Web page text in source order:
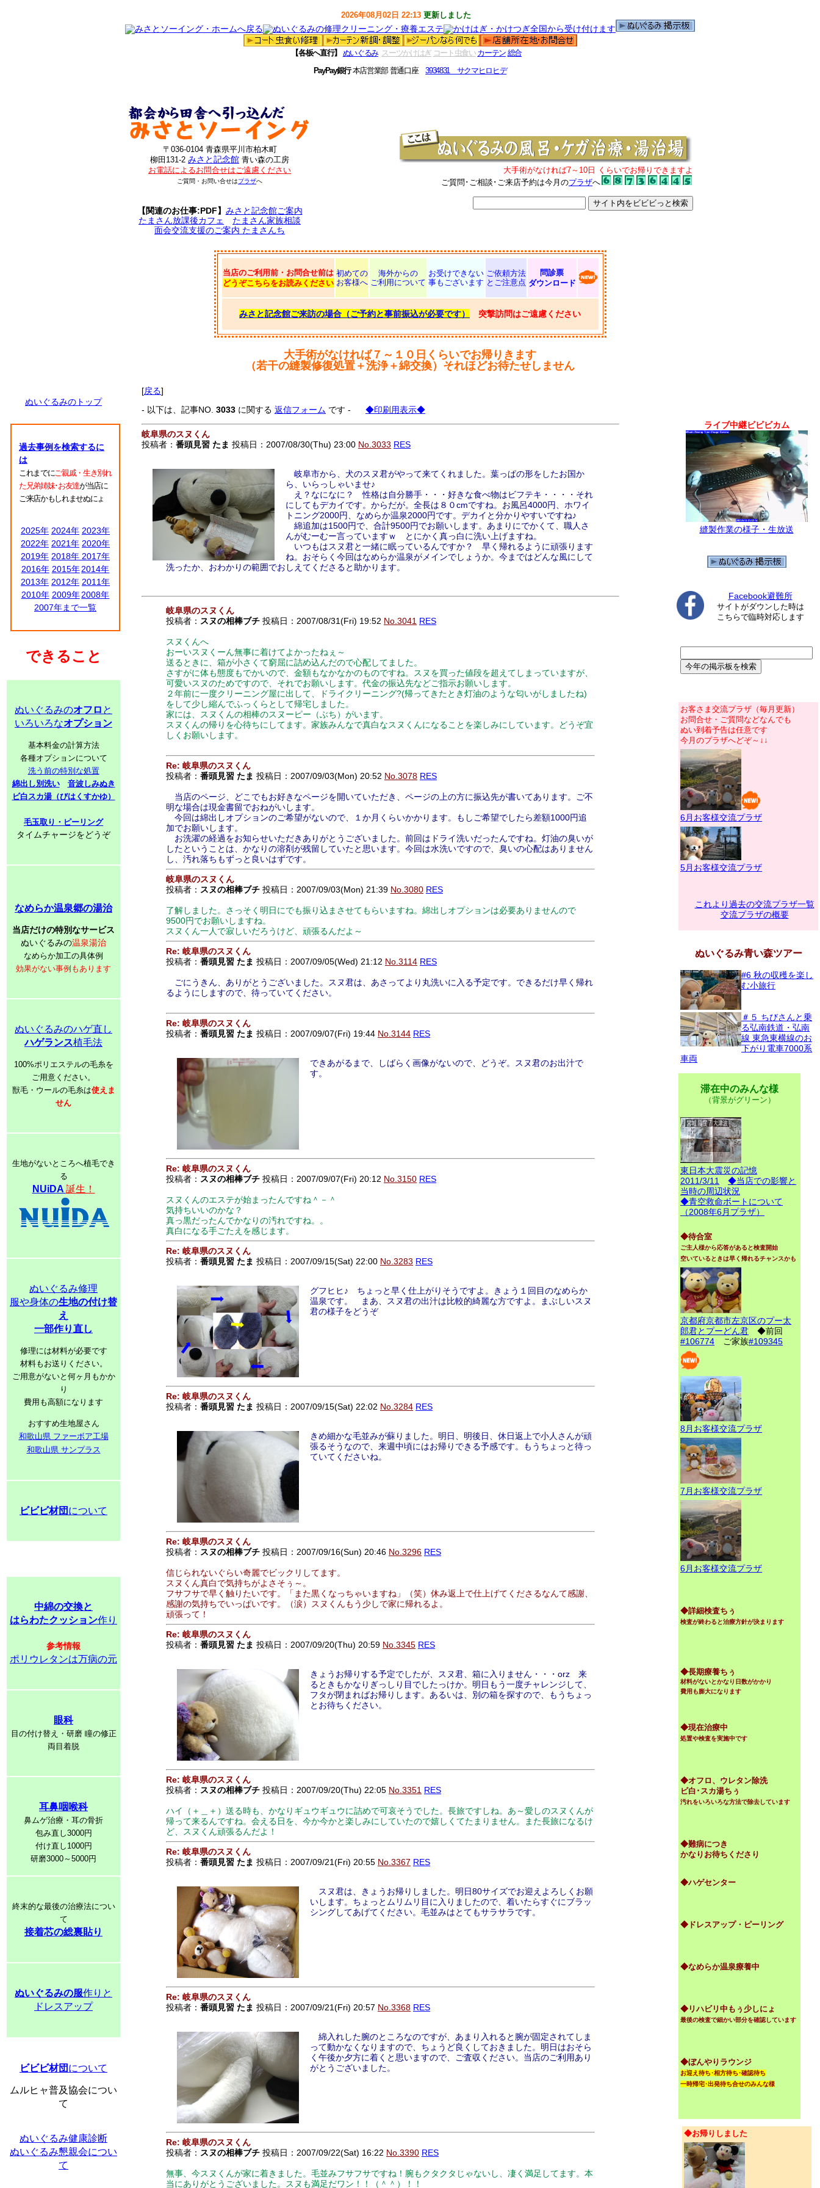
2026年08月02日 22:13 更新しました
【各板へ直行】 ぬいぐるみ スーツかけはぎ コート虫食い カーテン 総合
PayPay銀行本店営業部 普通口座3934831 サクマヒロヒデ
〒036-0104 青森県平川市柏木町
柳田131-2 みさと記念館 青い森の工房
お電話によるお問合せはご遠慮ください
ご質問・お問い合せはプラザへ
【関連のお仕事:PDF】 みさと記念館ご案内
たまさん放課後カフェ
たまさん家族相談
面会交流支援のご案内 たまさんち
大手術がなければ7～10日 くらいでお帰りできますよ
ご質問･ご相談･ご来店予約は今月のプラザへ
当店のご利用前・お問合せ前は
どうぞこちらをお読みください
初めての
お客様へ
海外からの
ご利用について
お受けできない
事もございます
ご依頼方法
とご注意点
問診票
ダウンロード
みさと記念館ご来訪の場合（ご予約と事前振込が必要です） 突撃訪問はご遠慮ください
大手術がなければ７～１０日くらいでお帰りきます
（若干の縫製修復処置＋洗浄＋綿交換）それほどお待たせしません
ぬいぐるみのトップ
過去事例を検索するに
は
これまでにご親戚・生き別れ
た兄弟姉妹･お友達が当店に
ご来店かもしれませぬにょ
2025年 2024年 2023年
2022年 2021年 2020年
2019年 2018年 2017年
2016年 2015年 2014年
2013年 2012年 2011年
2010年 2009年 2008年
2007年まで一覧
できること
ぬいぐるみのオフロ と
いろいろなオプション
基本料金の計算方法
各種オプションについて
洗う前の特別な処置
綿出し別洗い
音波しみぬき
ビ白スカ湯（びはくすかゆ）
毛玉取り・ピーリング
タイムチャージをどうぞ
なめらか温泉郷の湯治
当店だけの特別なサービス
ぬいぐるみの温泉湯治
なめらか加工の具体例
効果がない事例もあります
ぬいぐるみのハゲ直し
ハゲランス植毛法
100%ポリエステルの毛糸を
ご用意ください。
獣毛・ウールの毛糸は使えま
せん
生地がないところへ植毛でき
る
NUiDA 誕生！
ぬいぐるみ修理
服や身体の生地の付け替
え
一部作り直し
修理には材料が必要です
材料もお送りください。
ご用意がないと何ヶ月もかか
り
費用も高額になります
おすすめ生地屋さん
和歌山県 ファーボア工場
和歌山県 サンプラス
ビビビ材団 について
中綿の交換と
はらわたクッション作り
参考情報
ポリウレタンは万病の元
眼科
目の付け替え・研磨 瞳の修正
両目着脱
耳鼻咽喉科
鼻ムゲ治療・耳の骨折
包み直し3000円
付け直し1000円
研磨3000～5000円
終末的な最後の治療法につい
て
接着芯の総裏貼り
ぬいぐるみの服作りと
ドレスアップ
ビビビ材団 について
ムルヒャ普及協会につい
て
ぬいぐるみ健康診断
ぬいぐるみ懇親会につい
て
[戻る]
- 以下は、記事NO. 3033 に関する 返信フォーム です - ◆印刷用表示◆
岐阜県のスヌくん
投稿者： 番頭見習 たま 投稿日：2007/08/30(Thu) 23:00 No.3033 RES
岐阜市から、犬のスヌ君がやって来てくれました。葉っぱの形をしたお国か
ら、いらっしゃいませ♪
え？なになに？ 性格は自分勝手・・・好きな食べ物はビフテキ・・・・それ
にしてもデカイです。からだが。全長は８０cmですね。お風呂4000円、ホワイ
トニング2000円、なめらか温泉2000円です。デカイと分かりやすいですね♪
綿追加は1500円で、合計9500円でお願いします。あまりにでかくて、職人さ
んがむーむー言っていますｗ とにかく真っ白に洗い上げますね。
いつもはスヌ君と一緒に眠っているんですか？ 早く帰れるように頑張ります
ね。おそらく今回はなめらか温泉がメインでしょうか。今まではどんな風にして
洗ったか、おわかりの範囲でおしえてくださると助かります。
岐阜県のスヌくん
投稿者： スヌの相棒ブチ 投稿日：2007/08/31(Fri) 19:52 No.3041 RES
スヌくんへ
おーいスヌくーん無事に着けてよかったねぇ～
送るときに、箱が小さくて窮屈に詰め込んだので心配してました。
さすがに体も態度もでかいので、金額もなかなかのものですね。スヌを買った値段を超えてしまっていますが、
可愛いスヌのためですので、それでお願いします。代金の振込先などご指示お願いします。
２年前に一度クリーニング屋に出して、ドライクリーニング?(帰ってきたとき灯油のような匂いがしましたね)
をして少し縮んでふっくらとして帰宅しました。
家には、スヌくんの相棒のスヌーピー（ぶち）がいます。
スヌくんの帰りを心待ちにしてます。家族みんなで真白なスヌくんになることを楽しみにしています。どうぞ宜
しくお願いします。
Re: 岐阜県のスヌくん
投稿者： 番頭見習 たま 投稿日：2007/09/03(Mon) 20:52 No.3078 RES
当店のページ、どこでもお好きなページを開いていただき、ページの上の方に振込先が書いてあります。ご不
明な場合は現金書留でおねがいします。
今回は綿出しオプションのご希望がないので、１か月くらいかかります。もしご希望でしたら差額1000円追
加でお願いします。
お洗濯の経過をお知らせいただきありがとうございました。前回はドライ洗いだったんですね。灯油の臭いが
したということは、かなりの溶剤が残留していたと思います。今回は水洗いですので、臭いの心配はありません
し、汚れ落ちもずっと良いはずです。
岐阜県のスヌくん
投稿者： スヌの相棒ブチ 投稿日：2007/09/03(Mon) 21:39 No.3080 RES
了解しました。さっそく明日にでも振り込まさせてもらいますね。綿出しオプションは必要ありませんので
9500円でお願いしますね。
スヌくん一人で寂しいだろうけど、頑張るんだよ～
Re: 岐阜県のスヌくん
投稿者： 番頭見習 たま 投稿日：2007/09/05(Wed) 21:12 No.3114 RES
ごにうきん、ありがとうございました。スヌ君は、あさってより丸洗いに入る予定です。できるだけ早く帰れ
るようにしますので、待っていてください。
Re: 岐阜県のスヌくん
投稿者： 番頭見習 たま 投稿日：2007/09/07(Fri) 19:44 No.3144 RES
できあがるまで、しばらく画像がないので、どうぞ。スヌ君のお出汁で
す。
Re: 岐阜県のスヌくん
投稿者： スヌの相棒ブチ 投稿日：2007/09/07(Fri) 20:12 No.3150 RES
スヌくんのエステが始まったんですね＾－＾
気持ちいいのかな？
真っ黒だったんでかなりの汚れですね。。
真白になる手ごたえを感じます。
Re: 岐阜県のスヌくん
投稿者： 番頭見習 たま 投稿日：2007/09/15(Sat) 22:00 No.3283 RES
グフヒヒ♪ ちょっと早く仕上がりそうですよ。きょう１回目のなめらか
温泉です。 まあ、スヌ君の出汁は比較的綺麗な方ですよ。まぶしいスヌ
君の様子をどうぞ
Re: 岐阜県のスヌくん
投稿者： 番頭見習 たま 投稿日：2007/09/15(Sat) 22:02 No.3284 RES
きめ細かな毛並みが蘇りました。明日、明後日、休日返上で小人さんが頑
張るそうなので、来週中頃にはお帰りできる予感です。もうちょっと待っ
ていてくださいね。
Re: 岐阜県のスヌくん
投稿者： スヌの相棒ブチ 投稿日：2007/09/16(Sun) 20:46 No.3296 RES
信じられないぐらい奇麗でビックリしてます。
スヌくん真白で気持ちがよさそぅ～。
フサフサで早く触りたいです。「また黒くなっちゃいますね」（笑）休み返上で仕上げてくださるなんて感謝、
感謝の気持ちでいっぱいです。（涙）スヌくんもう少しで家に帰れるよ。
頑張って！
Re: 岐阜県のスヌくん
投稿者： 番頭見習 たま 投稿日：2007/09/20(Thu) 20:59 No.3345 RES
きょうお帰りする予定でしたが、スヌ君、箱に入りません・・・orz 来
るときもかなりぎっしり目でしたっけか。明日もう一度チャレンジして、
フタが閉まればお帰りします。あるいは、別の箱を探すので、もうちょっ
とお待ちください。
Re: 岐阜県のスヌくん
投稿者： スヌの相棒ブチ 投稿日：2007/09/20(Thu) 22:05 No.3351 RES
ハイ（＋＿＋）送る時も、かなりギュウギュウに詰めで可哀そうでした。長旅ですしね。あ～愛しのスヌくんが
帰って来るんですね。会える日を、今か今かと楽しみにしていたので嬉しくてたまりません。また長旅になるけ
ど、スヌくん頑張るんだよ！
Re: 岐阜県のスヌくん
投稿者： 番頭見習 たま 投稿日：2007/09/21(Fri) 20:55 No.3367 RES
スヌ君は、きょうお帰りしました。明日80サイズでお迎えよろしくお願
いします。ちょっとムリムリ目に入りましたので、着いたらすぐにブラッ
シングしてあげてください。毛並みはとてもサラサラです。
Re: 岐阜県のスヌくん
投稿者： 番頭見習 たま 投稿日：2007/09/21(Fri) 20:57 No.3368 RES
綿入れした腕のところなのですが、あまり入れると腕が固定されてしま
って動かなくなりますので、ちょうど良くしておきました。明日はおそら
く午後か夕方に着くと思いますので、ご査収ください。当店のご利用あり
がとうございました。
Re: 岐阜県のスヌくん
投稿者： スヌの相棒ブチ 投稿日：2007/09/22(Sat) 16:22 No.3390 RES
無事、今スヌくんが家に着きました。毛並みフサフサですね！腕もクタクタじゃないし、凄く満足してます。本
当にありがとうございました。スヌも満足だワン！！（＾＾）！！
ライブ中継ビビビカム
縫製作業の様子・生放送
Facebook避難所
サイトがダウンした時は
こちらで臨時対応します
お客さま交流プラザ（毎月更新）
お問合せ・ご質問などなんでも
ぬい到着予告は任意です
今月のプラザへどぞ～↓↓
6月お客様交流プラザ
5月お客様交流プラザ
これより過去の交流プラザ一覧
交流プラザの概要
ぬいぐるみ青い森ツアー
#6 秋の収穫を楽し
む小旅行
＃５ ちびさんと乗
る弘南鉄道・弘南
線 東急東横線のお
下がり電車7000系
車両
滞在中のみんな様
（背景がグリーン）
東日本大震災の記憶
2011/3/11
◆当店での影響と
当時の周辺状況
◆青空救命ボートについて
（2008年6月プラザ）
◆待合室
ご主人様から応答があると検査開始
空いているときは早く帰れるチャンスかも
京都府京都市左京区のプー太
郎君とプーどん君 ◆前回
#106774 ご家族#109345
8月お客様交流プラザ
7月お客様交流プラザ
6月お客様交流プラザ
◆詳細検査ちぅ
検査が終わると治療方針が決まります
◆長期療養ちぅ
材料がないとかなり日数がかかり
費用も膨大になります
◆現在治療中
処置や検査を実施中です
◆オフロ、ウレタン除洗
ビ白･スカ湯ちぅ
汚れをいろいろな方法で除去しています
◆難病につき
かなりお待ちくださり
◆ハゲセンター
◆ドレスアップ・ピーリング
◆なめらか温泉療養中
◆リハビリ中もぅ少しにょ
最後の検査で細かい部分を確認しています
◆ぼんやりラウンジ
お迎え待ち･相方待ち･確認待ち
一時帰宅･出発待ち合せのみんな様
◆お帰りしました